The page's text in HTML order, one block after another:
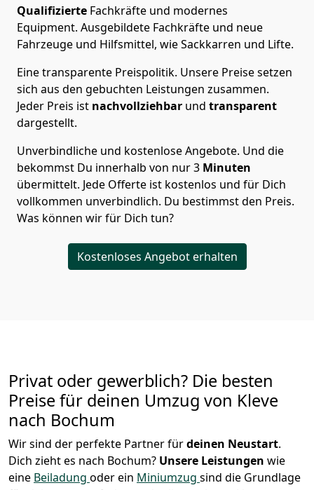
Qualifizierte Fachkräfte und modernes
Equipment. Ausgebildete Fachkräfte und neue
Fahrzeuge und Hilfsmittel, wie Sackkarren und Lifte.
Eine transparente Preispolitik. Unsere Preise setzen
sich aus den gebuchten Leistungen zusammen.
Jeder Preis ist nachvollziehbar und transparent
dargestellt.
Unverbindliche und kostenlose Angebote. Und die
bekommst Du innerhalb von nur3 Minuten
übermittelt. Jede Offerte ist kostenlos und für Dich
vollkommen unverbindlich. Du bestimmst den Preis.
Was können wir für Dich tun?
Kostenloses Angebot erhalten
Privat oder gewerblich? Die besten
Preise für deinen Umzug von Kleve
nach Bochum
Wir sind der perfekte Partner fürdeinen Neustart.
Dich zieht es nach Bochum? Unsere Leistungen wie
eine Beiladung oder ein Miniumzug sind die Grundlage